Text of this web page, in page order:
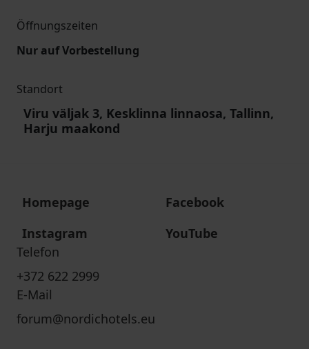
Öffnungszeiten
Nur auf Vorbestellung
Standort
Viru väljak 3, Kesklinna linnaosa, Tallinn,
Harju maakond
Homepage
Facebook
Instagram
YouTube
Telefon
+372 622 2999
E-Mail
forum@nordichotels.eu